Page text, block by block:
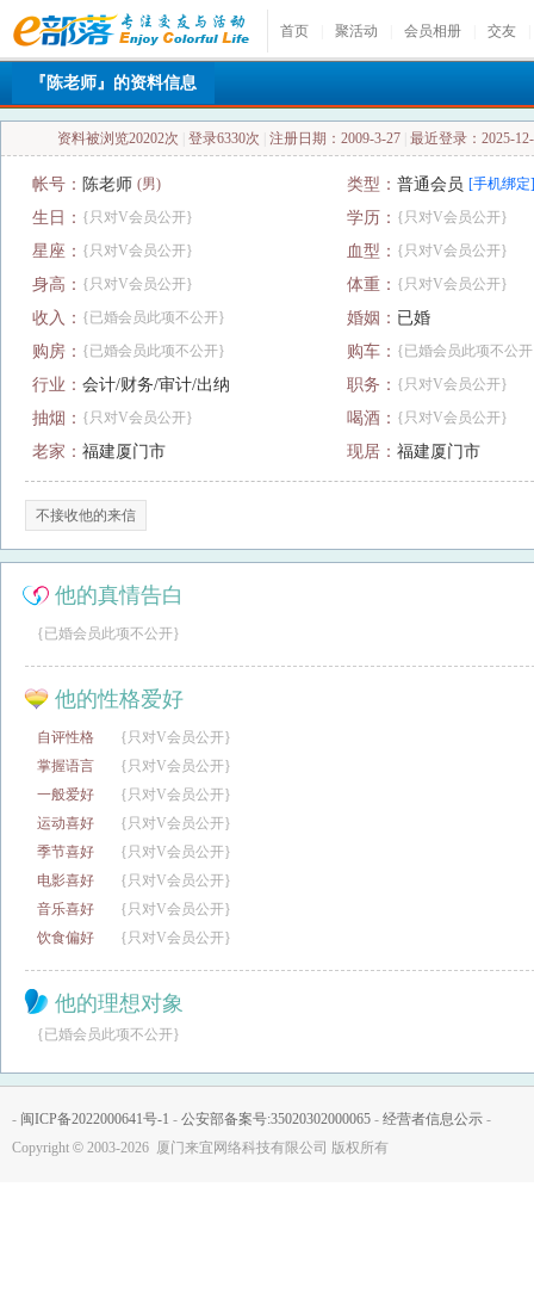
首页 聚活动 会员相册 交友
『陈老师』的资料信息
资料被浏览20202次 登录6330次 注册日期：2009-3-27 最近登录：2025-
帐号： 陈老师 (男) 类型： 普通会员 [手机绑定]
生日： {只对V会员公开} 学历： {只对V会员公开}
星座： {只对V会员公开} 血型： {只对V会员公开}
身高： {只对V会员公开} 体重： {只对V会员公开}
收入： {已婚会员此项不公开} 婚姻： 已婚
购房： {已婚会员此项不公开} 购车： {已婚会员此项不公
行业： 会计/财务/审计/出纳 职务： {只对V会员公开}
抽烟： {只对V会员公开} 喝酒： {只对V会员公开}
老家： 福建厦门市 现居： 福建厦门市
不接收他的来信
他的真情告白
{已婚会员此项不公开}
他的性格爱好
自评性格
{只对V会员公开}
掌握语言
{只对V会员公开}
一般爱好
{只对V会员公开}
运动喜好
{只对V会员公开}
季节喜好
{只对V会员公开}
电影喜好
{只对V会员公开}
音乐喜好
{只对V会员公开}
饮食偏好
{只对V会员公开}
他的理想对象
{已婚会员此项不公开}
- 闽ICP备2022000641号-1 - 公安部备案号:35020302000065 - 经营者信息公示 -
Copyright © 2003-2026 厦门来宜网络科技有限公司 版权所有